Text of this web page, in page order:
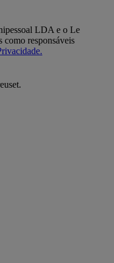
LDA e o Le
como responsáveis